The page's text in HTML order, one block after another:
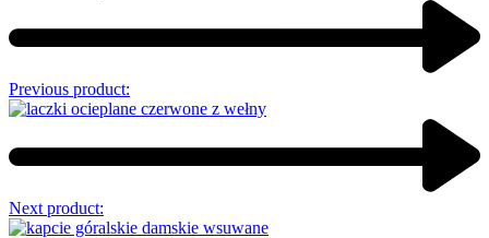
Previous product:
Next product: